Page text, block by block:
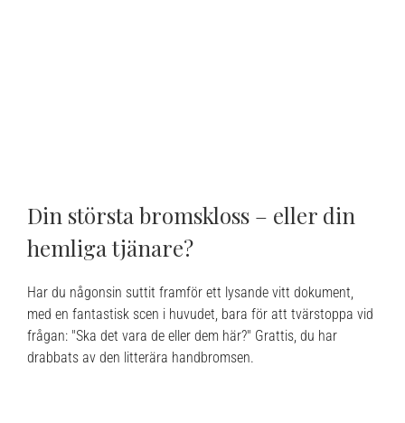
Din största bromskloss – eller din
hemliga tjänare?
Har du någonsin suttit framför ett lysande vitt dokument,
med en fantastisk scen i huvudet, bara för att tvärstoppa vid
frågan: "Ska det vara de eller dem här?" Grattis, du har
drabbats av den litterära handbromsen.